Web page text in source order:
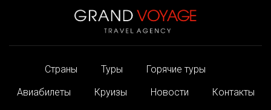
Страны Туры
Горячие туры
Авиабилеты
Круизы Новости Контакты